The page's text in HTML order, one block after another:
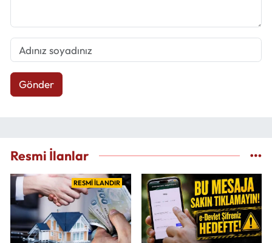
Gönder
Resmi İlanlar
RESMİ İLANDIR